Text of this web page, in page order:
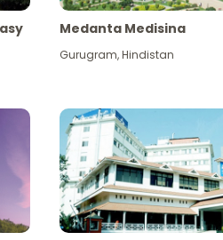
Medanta Medisina
Gurugram,Hindistan